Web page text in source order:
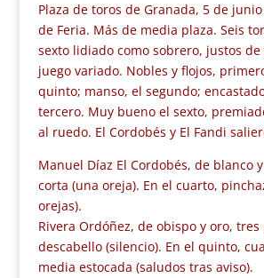
Plaza de toros de Granada, 5 de
de Feria. Más de media plaza. Seis
sexto lidiado como sobrero, justos
juego variado. Nobles y flojos,
quinto; manso, el segundo;
tercero. Muy bueno el sexto,
al ruedo. El Cordobés y El Fandi
Manuel Díaz El Cordobés, de blanco
corta (una oreja). En el cuarto,
orejas).
Rivera Ordóñez, de obispo y oro, tres
descabello (silencio). En el quinto,
media estocada (saludos tras aviso).